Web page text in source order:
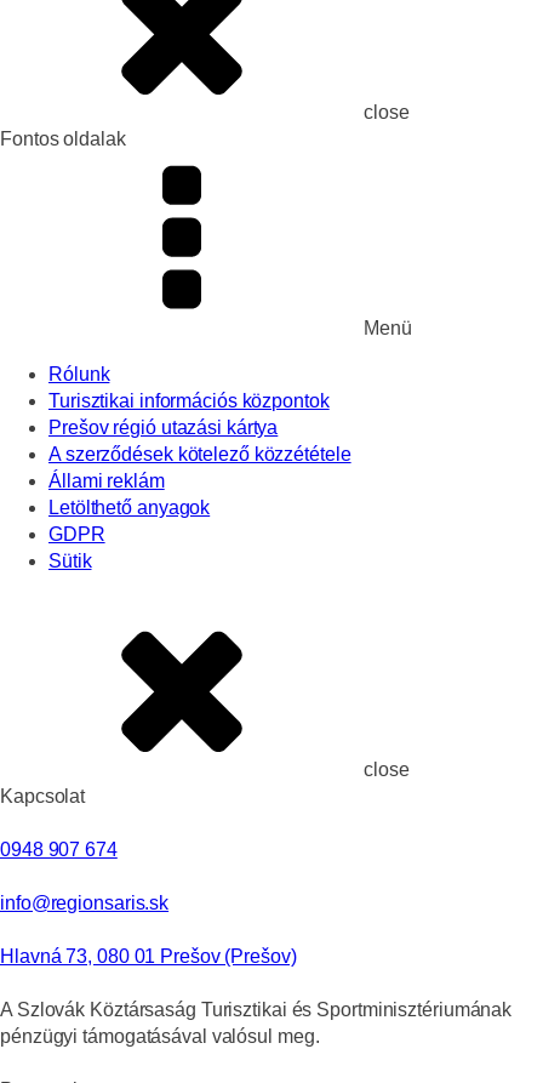
close
Fontos oldalak
Menü
Rólunk
Turisztikai információs központok
Prešov régió utazási kártya
A szerződések kötelező közzététele
Állami reklám
Letölthető anyagok
GDPR
Sütik
close
Kapcsolat
0948 907 674
info@regionsaris.sk
Hlavná 73, 080 01 Prešov (Prešov)
A Szlovák Köztársaság Turisztikai és Sportminisztériumának
pénzügyi támogatásával valósul meg.